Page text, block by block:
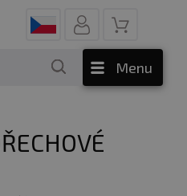
Menu